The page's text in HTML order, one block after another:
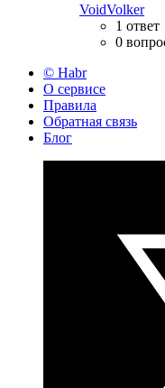
VoidVolker
1 ответ
0
© Habr
О сервисе
Правила
Обратная связь
Блог